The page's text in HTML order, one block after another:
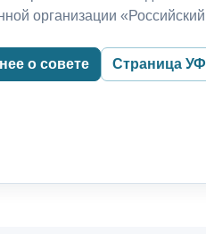
организации
о совете Страница